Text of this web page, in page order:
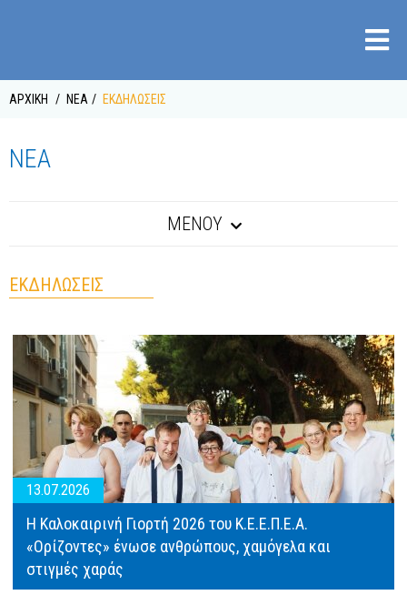
ΑΡΧΙΚΉ ΝΈΑ ΕΚΔΗΛΏΣΕΙΣ
ΝΈΑ
ΜΕΝΟΥ
ΕΚΔΗΛΏΣΕΙΣ
13.07.2026
Η Καλοκαιρινή Γιορτή 2026 του Κ.Ε.Ε.Π.Ε.Α.
«Ορίζοντες» ένωσε ανθρώπους, χαμόγελα και
στιγμές χαράς